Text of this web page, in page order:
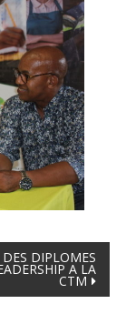
DES DIPLOMES
A LA
CTM